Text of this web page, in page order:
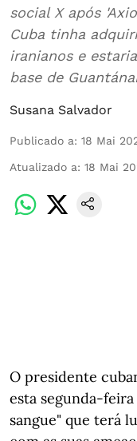
social X após
Cuba tinha
iranianos e
base de
Susana Salvador
Publicado a: 18 Mai
Atualizado a: 18 Mai
O presidente
esta segunda-feira
sangue" que terá